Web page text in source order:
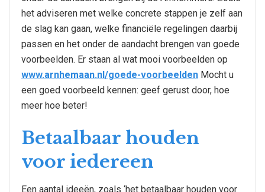
het adviseren met welke concrete stappen je zelf aan
de slag kan gaan, welke financiële regelingen daarbij
passen en het onder de aandacht brengen van goede
voorbeelden. Er staan al wat mooi voorbeelden op
www.arnhemaan.nl/goede-voorbeelden Mocht u
een goed voorbeeld kennen: geef gerust door, hoe
meer hoe beter!
Betaalbaar houden
voor iedereen
Een aantal ideeën, zoals ‘het betaalbaar houden voor